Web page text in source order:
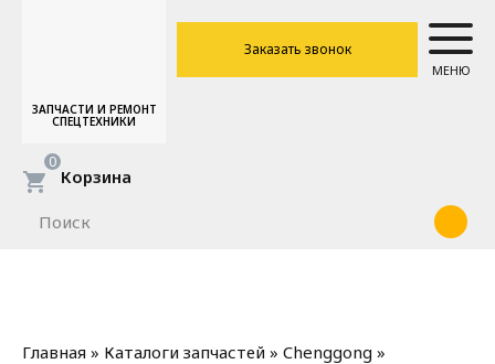
ЗАПЧАСТИ И РЕМОНТ
СПЕЦТЕХНИКИ
Заказать звонок
МЕНЮ
Корзина
0
Главная » Каталоги запчастей » Chenggong »